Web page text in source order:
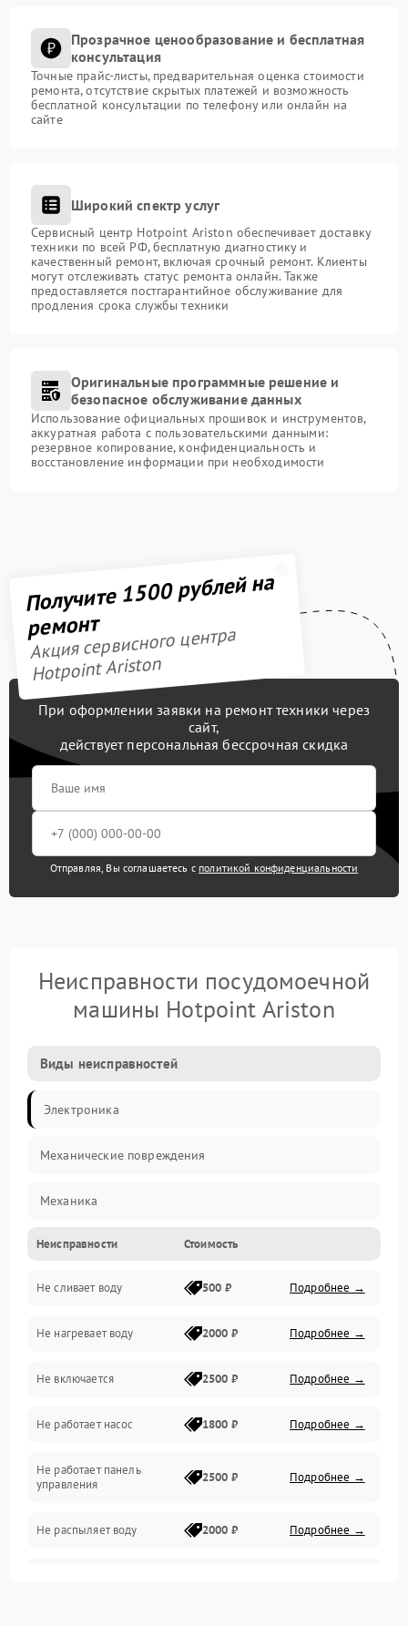
Прозрачное ценообразование и бесплатная
консультация
Точные прайс-листы, предварительная оценка стоимости
ремонта, отсутствие скрытых платежей и возможность
бесплатной консультации по телефону или онлайн на
сайте
Широкий спектр услуг
Сервисный центр Hotpoint Ariston обеспечивает доставку
техники по всей РФ, бесплатную диагностику и
качественный ремонт, включая срочный ремонт. Клиенты
могут отслеживать статус ремонта онлайн. Также
предоставляется постгарантийное обслуживание для
продления срока службы техники
Оригинальные программные решение и
безопасное обслуживание данных
Использование официальных прошивок и инструментов,
аккуратная работа с пользовательскими данными:
резервное копирование, конфиденциальность и
восстановление информации при необходимости
Получите 1500 рублей на
ремонт
Акция сервисного центра
Hotpoint Ariston
При оформлении заявки на ремонт техники через
сайт,
действует персональная бессрочная скидка
Отправляя, Вы соглашаетесь с политикой конфиденциальности
Неисправности посудомоечной
машины Hotpoint Ariston
Виды неисправностей
Электроника
Механические повреждения
Механика
Управление
Электропитание
Датчики
Нагрев
Вода
Гигиена
Программное обеспечение
Неисправности Стоимость
Не сливает воду 500 ₽ Подробнее →
Не нагревает воду 2000 ₽ Подробнее →
Не включается 2500 ₽ Подробнее →
Не работает насос 1800 ₽ Подробнее →
Не работает панель
управления
2500 ₽ Подробнее →
Не распыляет воду 2000 ₽ Подробнее →